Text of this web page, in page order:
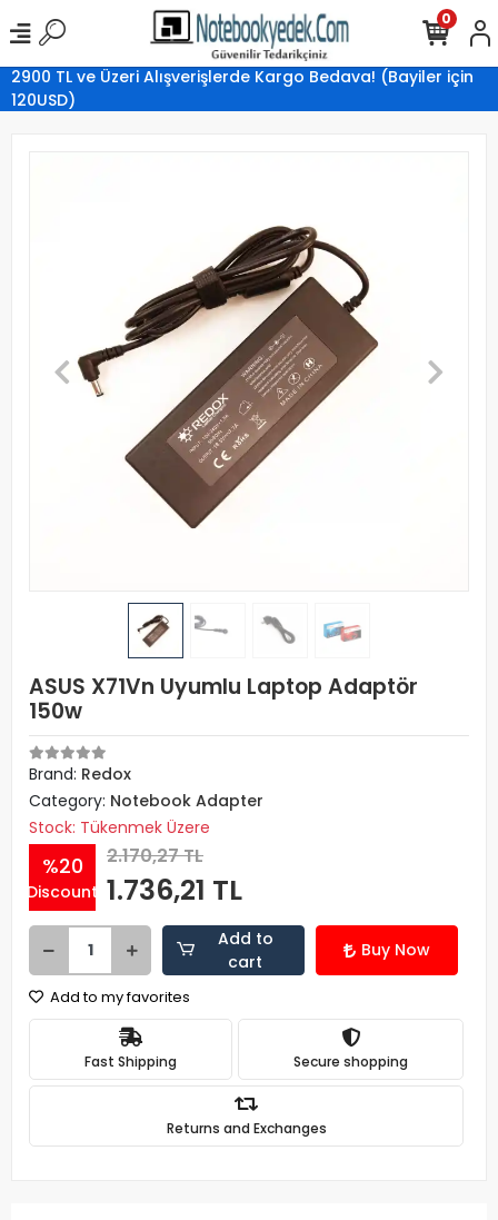
2900 TL ve Üzeri Alışverişlerde Kargo Bedava! (Bayiler için
120USD)
0
ASUS X71Vn Uyumlu Laptop Adaptör
150w
Brand: Redox
Category: Notebook Adapter
Stock: Tükenmek Üzere
%20
Discount
2.170,27 TL
1.736,21 TL
Add to
cart
Buy Now
Add to my favorites
Fast Shipping Secure shopping
Returns and Exchanges